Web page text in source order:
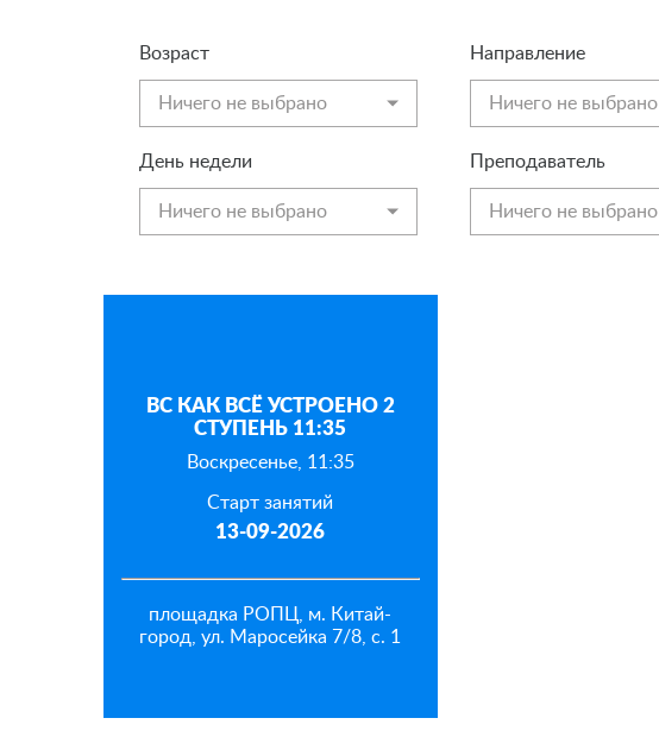
Возраст
Ничего не выбрано
Направление
Ничего не выбрано
День недели
Ничего не выбрано
Преподаватель
Ничего не выбрано
ВС КАК ВСЁ УСТРОЕНО 2
СТУПЕНЬ 11:35
Воскресенье, 11:35
Старт занятий
13-09-2026
площадка РОПЦ, м. Китай-
город, ул. Маросейка 7/8, с. 1